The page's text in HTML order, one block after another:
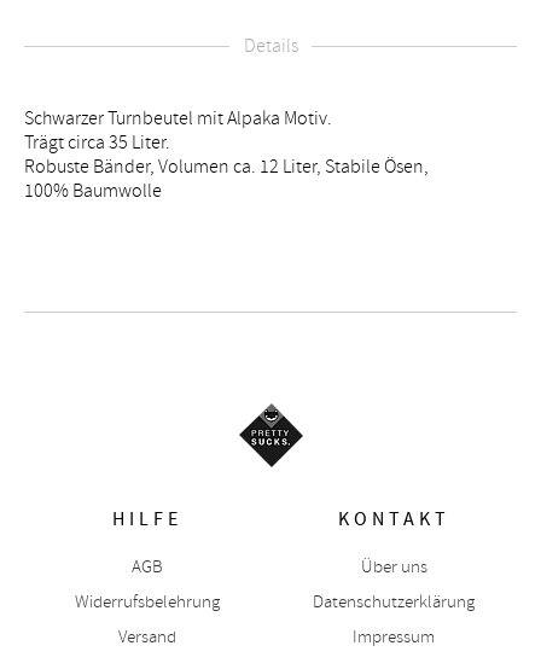
Details
Schwarzer Turnbeutel mit Alpaka Motiv.
Trägt circa 35 Liter.
Robuste Bänder, Volumen ca. 12 Liter, Stabile Ösen,
100% Baumwolle
HILFE
AGB
Widerrufsbelehrung
Versand
KONTAKT
Über uns
Datenschutzerklärung
Impressum